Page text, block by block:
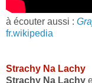
à écouter aussi :
fr.wikipedia
Strachy Na Lachy
Strachy Na Lachy